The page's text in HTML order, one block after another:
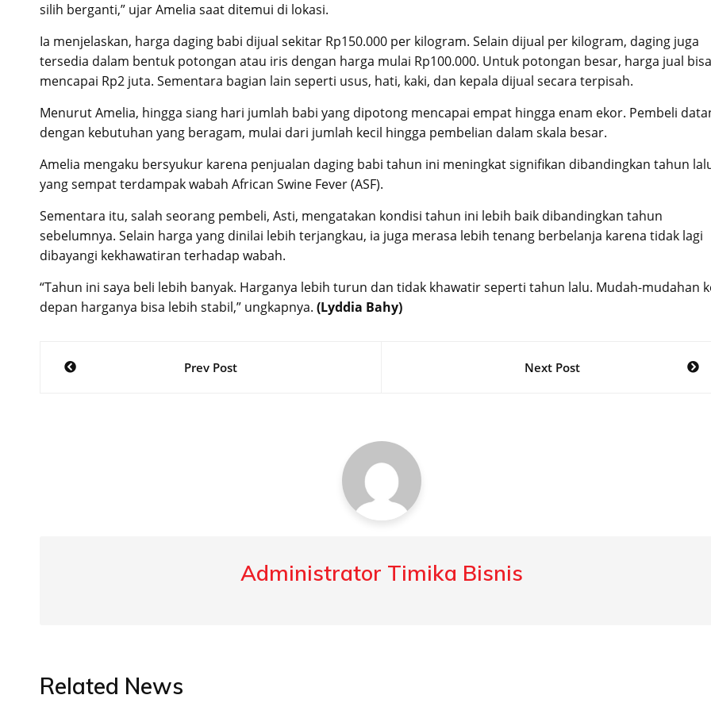
silih berganti,” ujar Amelia saat ditemui di lokasi.
Ia menjelaskan, harga daging babi dijual sekitar Rp150.000 per kilogram. Selain dijual per kilogram, daging juga
tersedia dalam bentuk potongan atau iris dengan harga mulai Rp100.000. Untuk potongan besar, harga jual bisa
mencapai Rp2 juta. Sementara bagian lain seperti usus, hati, kaki, dan kepala dijual secara terpisah.
Menurut Amelia, hingga siang hari jumlah babi yang dipotong mencapai empat hingga enam ekor. Pembeli
dengan kebutuhan yang beragam, mulai dari jumlah kecil hingga pembelian dalam skala besar.
Amelia mengaku bersyukur karena penjualan daging babi tahun ini meningkat signifikan dibandingkan tahun
yang sempat terdampak wabah African Swine Fever (ASF).
Sementara itu, salah seorang pembeli, Asti, mengatakan kondisi tahun ini lebih baik dibandingkan tahun
sebelumnya. Selain harga yang dinilai lebih terjangkau, ia juga merasa lebih tenang berbelanja karena tidak lagi
dibayangi kekhawatiran terhadap wabah.
“Tahun ini saya beli lebih banyak. Harganya lebih turun dan tidak khawatir seperti tahun lalu. Mudah-mudahan
depan harganya bisa lebih stabil,” ungkapnya. (Lyddia Bahy)
Post
Prev Post Next Post
Administrator Timika Bisnis
Related News